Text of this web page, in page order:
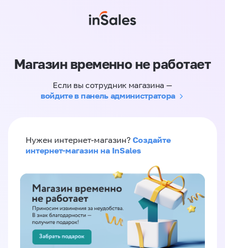
Магазин временно не работает
Если вы сотрудник магазина —
войдите в панель администратора
Нужен интернет-магазин? Создайте
интернет-магазин на InSales